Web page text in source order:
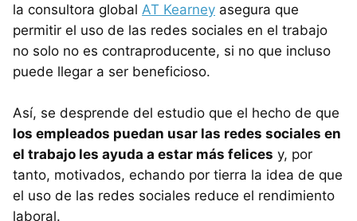
la consultora global AT Kearney asegura que
permitir el uso de las redes sociales en el trabajo
no solo no es contraproducente, si no que incluso
puede llegar a ser beneficioso.
Así, se desprende del estudio que el hecho de que
los empleados puedan usar las redes sociales en
el trabajo les ayuda a estar más felices y, por
tanto, motivados, echando por tierra la idea de que
el uso de las redes sociales reduce el rendimiento
laboral.